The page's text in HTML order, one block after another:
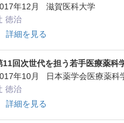
年12月 滋賀医科大学
徳治
詳細を見る
11回次世代を担う若手医療薬科
年10月 日本薬学会医療薬科
徳治
詳細を見る